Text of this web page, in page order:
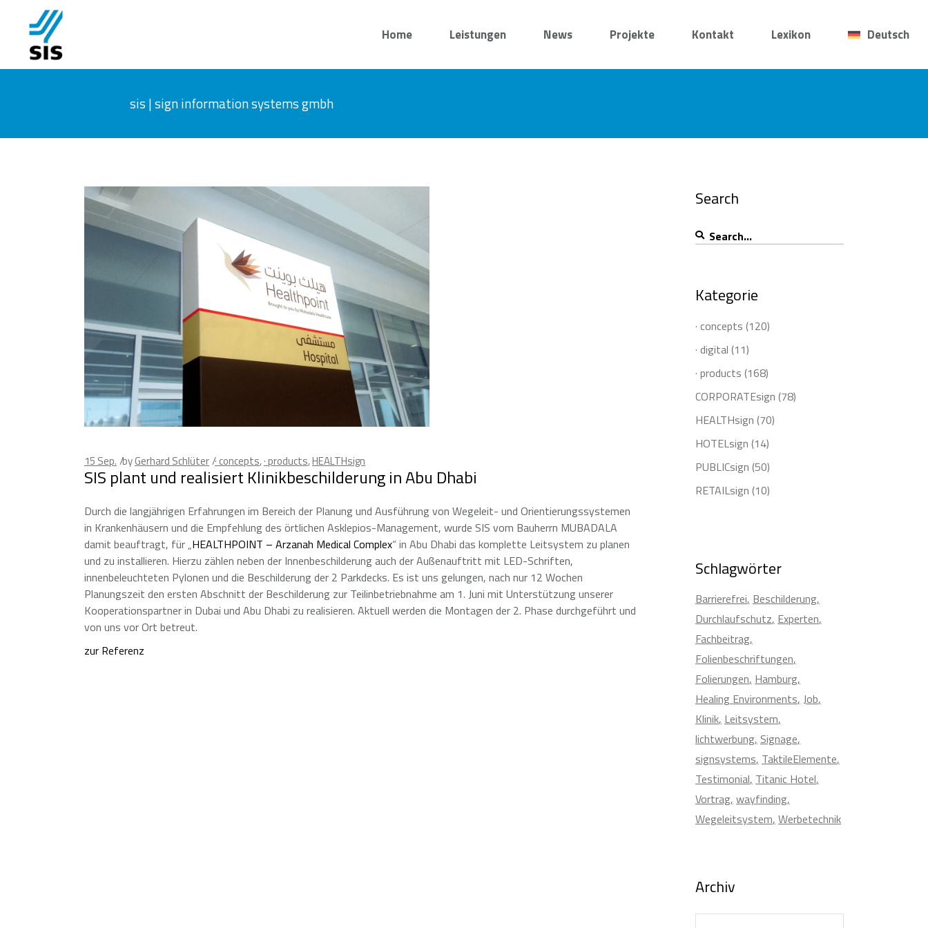
Home Leistungen News Projekte Kontakt Lexikon Deutsch
sis | sign information systems gmbh
15 Sep. byGerhard Schlüter · concepts,· products,HEALTHsign
SIS plant und realisiert Klinikbeschilderung in Abu Dhabi
Durch die langjährigen Erfahrungen im Bereich der Planung und Ausführung von Wegeleit- und Orientierungssystemen
in Krankenhäusern und die Empfehlung des örtlichen Asklepios-Management, wurde SIS vom Bauherrn MUBADALA
damit beauftragt, für „HEALTHPOINT – Arzanah Medical Complex“ in Abu Dhabi das komplette Leitsystem zu planen
und zu installieren. Hierzu zählen neben der Innenbeschilderung auch der Außenauftritt mit LED-Schriften,
innenbeleuchteten Pylonen und die Beschilderung der 2 Parkdecks. Es ist uns gelungen, nach nur 12 Wochen
Planungszeit den ersten Abschnitt der Beschilderung zur Teilinbetriebnahme am 1. Juni mit Unterstützung unserer
Kooperationspartner in Dubai und Abu Dhabi zu realisieren. Aktuell werden die Montagen der 2. Phase durchgeführt und
von uns vor Ort betreut.
zur Referenz
Search
Search
for:
Kategorie
· concepts (120)
· digital (11)
· products (168)
CORPORATEsign (78)
HEALTHsign (70)
HOTELsign (14)
PUBLICsign (50)
RETAILsign (10)
Schlagwörter
Barrierefrei Beschilderung
Durchlaufschutz Experten
Fachbeitrag
Folienbeschriftungen
Folierungen Hamburg
Healing Environments Job
Klinik Leitsystem
lichtwerbung Signage
signsystems TaktileElemente
Testimonial Titanic Hotel
Vortrag wayfinding
Wegeleitsystem Werbetechnik
Archiv